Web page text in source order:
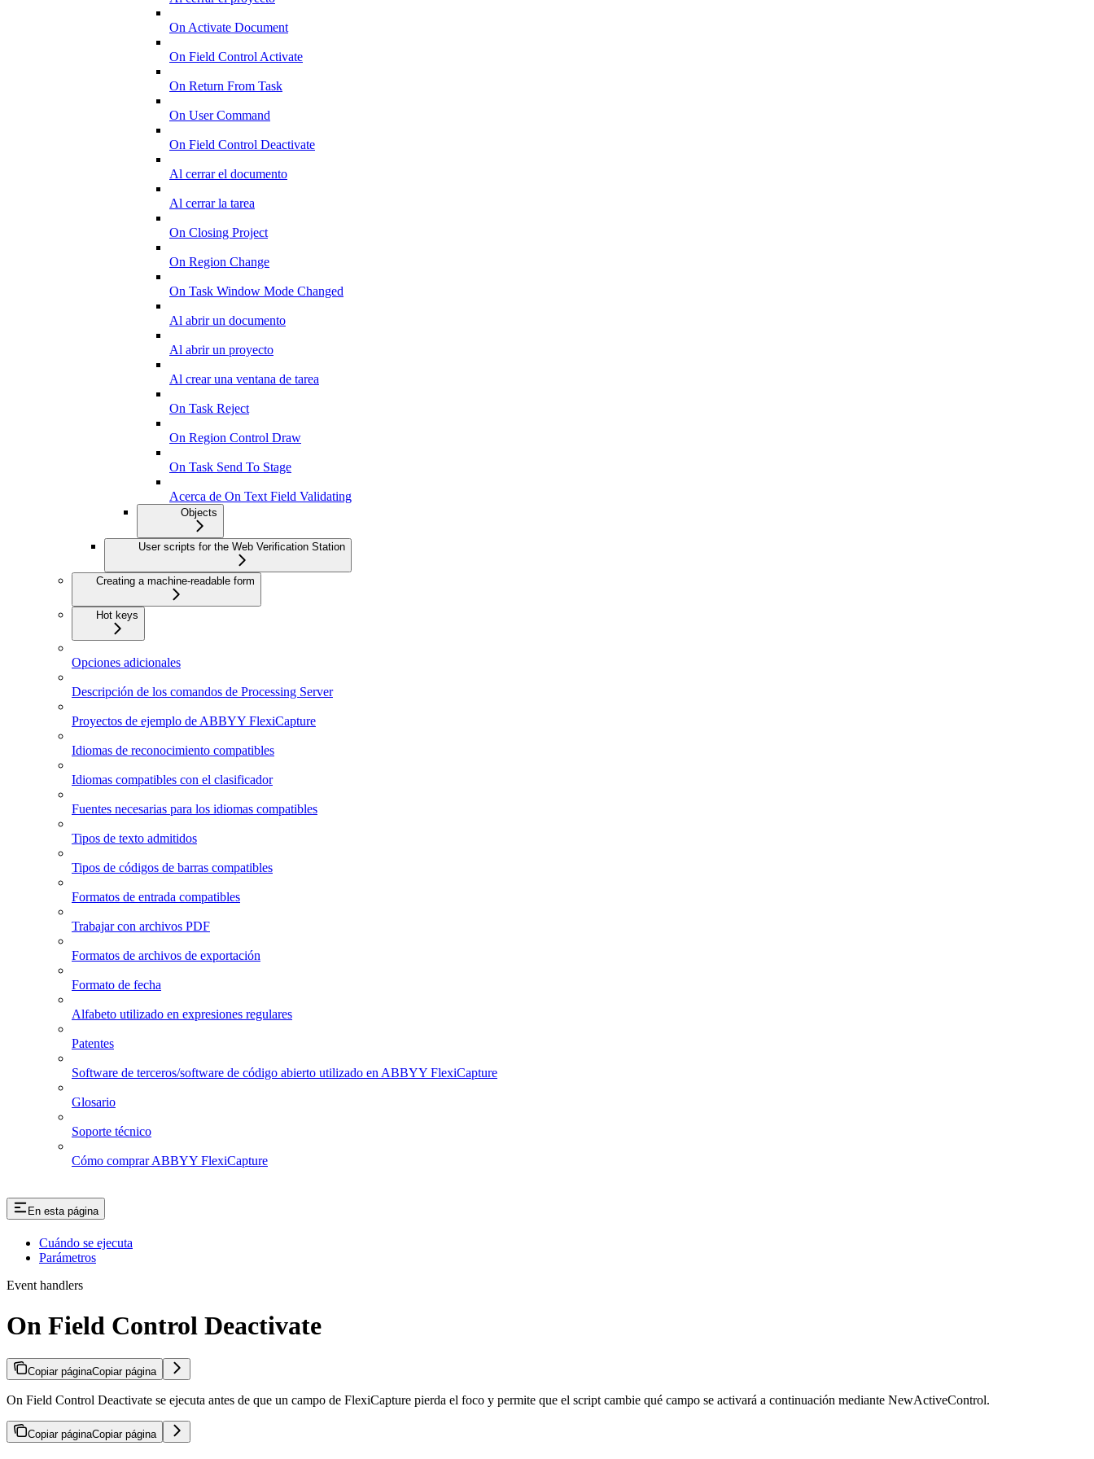
On Activate Document
On Field Control Activate
On Return From Task
On User Command
On Field Control Deactivate
Al cerrar el documento
Al cerrar la tarea
On Closing Project
On Region Change
On Task Window Mode Changed
Al abrir un documento
Al abrir un proyecto
Al crear una ventana de tarea
On Task Reject
On Region Control Draw
On Task Send To Stage
Acerca de On Text Field Validating
Objects
User scripts for the Web Verification Station
Creating a machine-readable form
Hot keys
Opciones adicionales
Descripción de los comandos de Processing Server
Proyectos de ejemplo de ABBYY FlexiCapture
Idiomas de reconocimiento compatibles
Idiomas compatibles con el clasificador
Fuentes necesarias para los idiomas compatibles
Tipos de texto admitidos
Tipos de códigos de barras compatibles
Formatos de entrada compatibles
Trabajar con archivos PDF
Formatos de archivos de exportación
Formato de fecha
Alfabeto utilizado en expresiones regulares
Patentes
Software de terceros/software de código abierto utilizado en ABBYY FlexiCapture
Glosario
Soporte técnico
Cómo comprar ABBYY FlexiCapture
En esta página
Cuándo se ejecuta
Parámetros
Event handlers
On Field Control Deactivate
Copiar páginaCopiar página
On Field Control Deactivate se ejecuta antes de que un campo de FlexiCapture pierda el foco y permite que el script cambie qué campo se activará a continuación mediante NewActiveControl.
Copiar páginaCopiar página